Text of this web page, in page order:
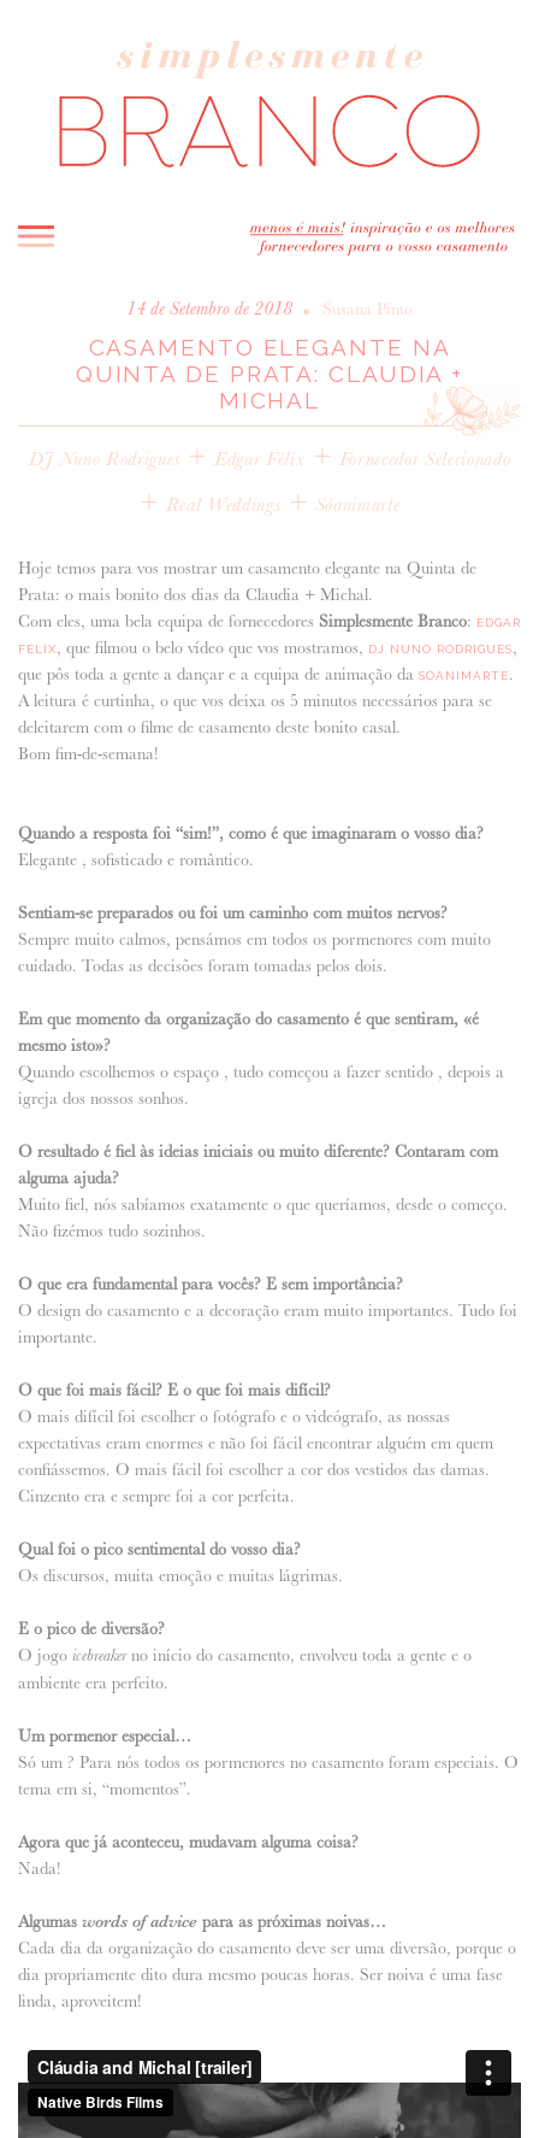
INICIO
BLOG
MELHOR INSPIRAÇÃO
REAL WEDDINGS & EDITORIAIS
ANUNCIE CONNOSCO
14 de Setembro de 2018 • Susana Pinto
CASAMENTO ELEGANTE NA
QUINTA DE PRATA: CLAUDIA +
MICHAL
DJ Nuno Rodrigues + Edgar Félix + Fornecedor Selecionado
+ Real Weddings + Sóanimarte
Hoje temos para vos mostrar um casamento elegante na Quinta de
Prata: o mais bonito dos dias da Claudia + Michal.
Com eles, uma bela equipa de fornecedores Simplesmente Branco: EDGAR
FÉLIX, que filmou o belo vídeo que vos mostramos, DJ NUNO RODRIGUES,
que pôs toda a gente a dançar e a equipa de animação da SÓANIMARTE.
A leitura é curtinha, o que vos deixa os 5 minutos necessários para se
deleitarem com o filme de casamento deste bonito casal.
Bom fim-de-semana!
Quando a resposta foi “sim!”, como é que imaginaram o vosso dia?
Elegante , sofisticado e romântico.
Sentiam-se preparados ou foi um caminho com muitos nervos?
Sempre muito calmos, pensámos em todos os pormenores com muito
cuidado. Todas as decisões foram tomadas pelos dois.
Em que momento da organização do casamento é que sentiram, «é
mesmo isto»?
Quando escolhemos o espaço , tudo começou a fazer sentido , depois a
igreja dos nossos sonhos.
O resultado é fiel às ideias iniciais ou muito diferente? Contaram com
alguma ajuda?
Muito fiel, nós sabíamos exatamente o que queríamos, desde o começo.
Não fizémos tudo sozinhos.
O que era fundamental para vocês? E sem importância?
O design do casamento e a decoração eram muito importantes. Tudo foi
importante.
O que foi mais fácil? E o que foi mais difícil?
O mais difícil foi escolher o fotógrafo e o videógrafo, as nossas
expectativas eram enormes e não foi fácil encontrar alguém em quem
confiássemos. O mais fácil foi escolher a cor dos vestidos das damas.
Cinzento era e sempre foi a cor perfeita.
Qual foi o pico sentimental do vosso dia?
Os discursos, muita emoção e muitas lágrimas.
E o pico de diversão?
O jogo icebreakerno início do casamento, envolveu toda a gente e o
ambiente era perfeito.
Um pormenor especial…
Só um ? Para nós todos os pormenores no casamento foram especiais. O
tema em si, “momentos”.
Agora que já aconteceu, mudavam alguma coisa?
Nada!
Algumas words of advice para as próximas noivas…
Cada dia da organização do casamento deve ser uma diversão, porque o
dia propriamente dito dura mesmo poucas horas. Ser noiva é uma fase
linda, aproveitem!